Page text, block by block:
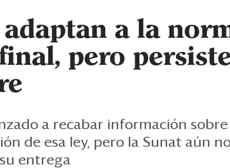
adaptan a la
pero
a recabar información
de esa ley, pero la Sunat aún
entrega